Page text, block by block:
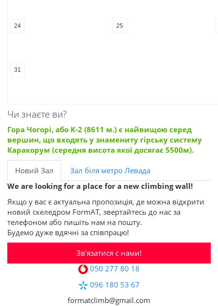
24 25
31
Чи знаєте ви?
Гора Чогорі, або К-2 (8611 м.) є найвищою серед
вершин, що входять у знамениту гірську систему
Каракорум (середня висота якої досягає 5500м).
Новий Зал
Зал біля метро Левада
We are looking for a place for a new climbing wall!
Якщо у вас є актуальна пропозиція, де можна відкрити
новий скеледром FormAT, звертайтесь до нас за
телефоном або пишіть нам на пошту.
Будемо дуже вдячні за співпрацю!
Зв'язатися с нами!
050 277 80 18
096 180 53 67
formatclimb@gmail.com